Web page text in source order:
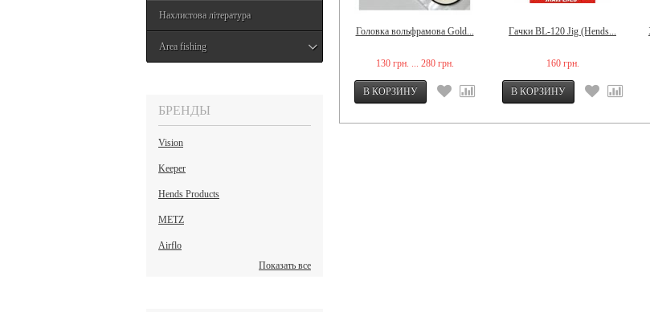
Нахлистова література
Area fishing
БРЕНДЫ
Vision
Keeper
Hends Products
METZ
Airflo
Показать все
Головка вольфрамова Gold...
130 грн. ... 280 грн.
Гачки BL-120 Jig (Hends...
160 грн.